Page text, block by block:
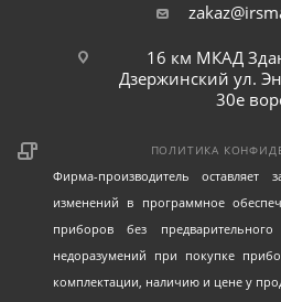
16 км МКАД
Дзержинский ул.
30е
ПОЛИТИКА
Фирма-производитель
изменений в программное
приборов без
недоразумений при покупке
комплектации, наличию и цене у